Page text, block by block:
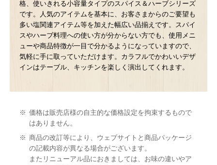
格、使いきれる小容量タイプのスパイス＆ハーブシリーズ
です。人気のアイテムを基本に、お客さまからのご要望も
多い塩関連アイテム等を加えた幅広い品揃えです。スパイ
スやハーブ料理への使い方が分からない方でも、使用メニ
ューや商品特徴が一目で分かるようになっていますので、
気軽に手に取っていただけます。カラフルでかわいいデザ
インはテーブル、キッチンを楽しく演出してくれます。
※ 価格は販売店様の自主的な価格設定を拘束するもので
はありません。
※ 商品の改訂等により、ウェブサイトと商品パッケージ
の記載内容が異なる場合がございます。
またリニューアル品におきましては、お味の違いやア